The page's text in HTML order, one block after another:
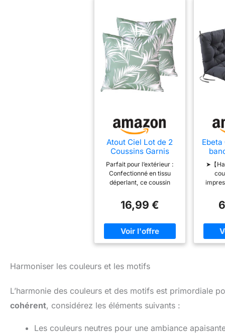
Atout Ciel Lot de 2
Coussins Garnis
d'extérieur
Bicolores en Tissu
déperlant 40x40cm,
Vert imprimé/uni
Parfait pour l’extérieur :
Confectionné en tissu
déperlant, ce coussin
éclaboussures,à la pluie et
à l’humidité. Design
face unie et une face
imprimée pour varier les
styles selon vos envies et
mobilier. Pratiques et
facilement pour un lavage
entretien simple et rapide.
garnissage moelleux pour
16,99 €
➤【
220
facile
tapis
jardin
Harmoniser les couleurs et les motifs
L’harmonie des couleurs et des motifs est primordiale
cohérent, considérez les éléments suivants :
Les couleurs neutres pour une ambiance